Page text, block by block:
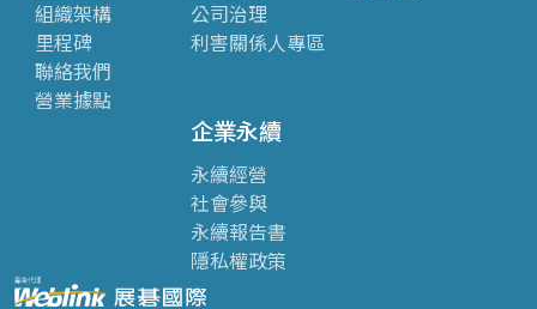
組織架構
里程碑
聯絡我們
營業據點
公司治理
利害關係人專區
企業永續
永續經營
社會參與
永續報告書
隱私權政策